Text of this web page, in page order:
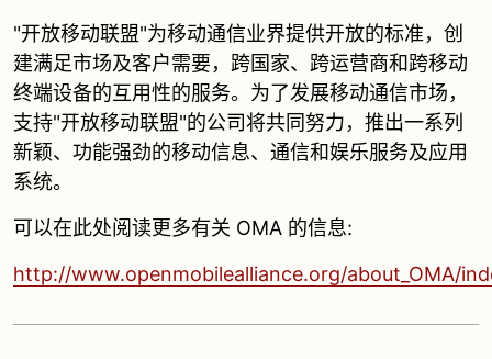
"开放移动联盟"为移动通信业界提供开放的标准，创
建满足市场及客户需要，跨国家、跨运营商和跨移动
终端设备的互用性的服务。为了发展移动通信市场，
支持"开放移动联盟"的公司将共同努力，推出一系列
新颖、功能强劲的移动信息、通信和娱乐服务及应用
系统。
可以在此处阅读更多有关 OMA 的信息:
http://www.openmobilealliance.org/about_OMA/